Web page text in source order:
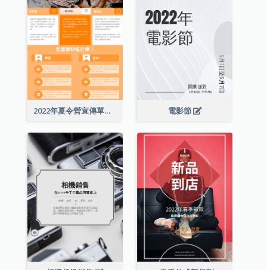
2022年夏令營宣傳單張 電影節